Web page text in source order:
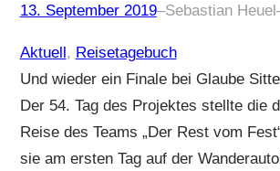
13. September 2019–Sebastian Heuel
Aktuell, Reisetagebuch
Und wieder ein Finale bei Glaube
Der 54. Tag des Projektes stellte die
Reise des Teams „Der Rest vom
sie am ersten Tag auf der